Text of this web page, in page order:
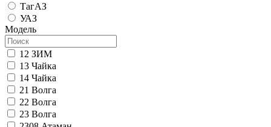
ТагАЗ
УАЗ
Модель
12 ЗИМ
13 Чайка
14 Чайка
21 Волга
22 Волга
23 Волга